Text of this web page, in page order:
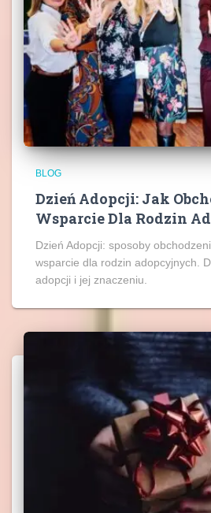
BLOG
Dzień Adopcji: Jak
Wsparcie Dla Rodzin
Dzień Adopcji: sposoby
wsparcie dla rodzin adopcyjnych.
adopcji i jej znaczeniu.